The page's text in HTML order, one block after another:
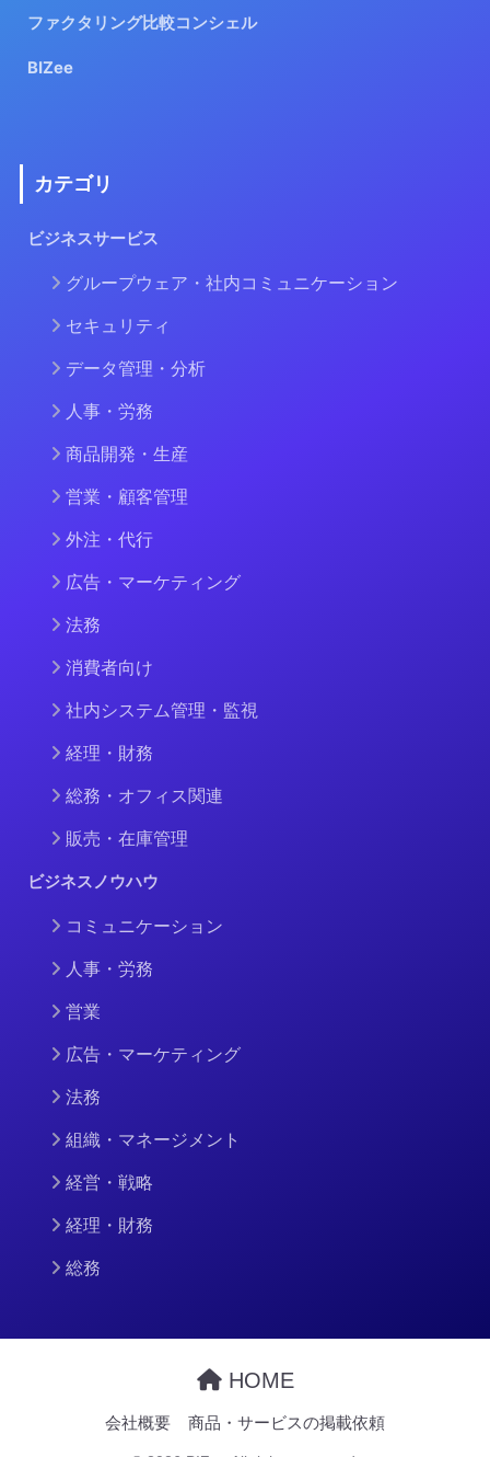
ファクタリング比較コンシェル
BIZee
カテゴリ
ビジネスサービス
グループウェア・社内コミュニケーション
セキュリティ
データ管理・分析
人事・労務
商品開発・生産
営業・顧客管理
外注・代行
広告・マーケティング
法務
消費者向け
社内システム管理・監視
経理・財務
総務・オフィス関連
販売・在庫管理
ビジネスノウハウ
コミュニケーション
人事・労務
営業
広告・マーケティング
法務
組織・マネージメント
経営・戦略
経理・財務
総務
HOME
会社概要 商品・サービスの掲載依頼